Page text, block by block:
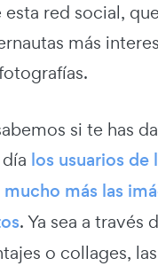
red social,
más
si te has
los usuarios de
más las
. Ya sea a través
o collages,